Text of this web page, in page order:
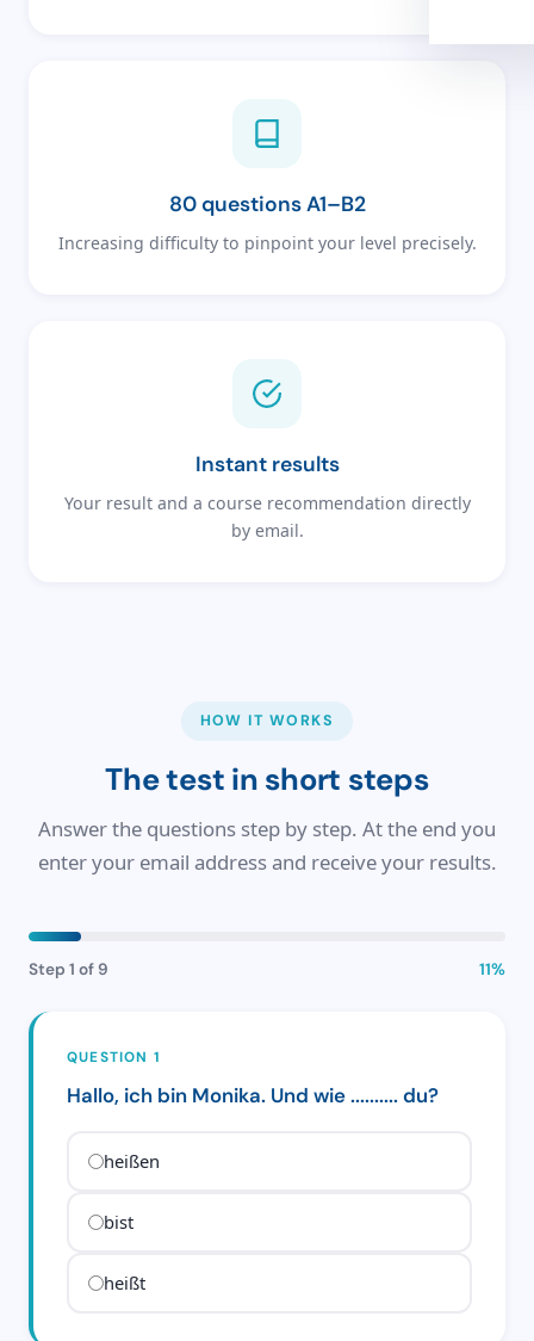
80 questions A1–B2
Increasing difficulty to pinpoint your level precisely.
Instant results
Your result and a course recommendation directly
by email.
HOW IT WORKS
The test in short steps
Answer the questions step by step. At the end you
enter your email address and receive your results.
Step 1 of 9 11%
QUESTION 1
Hallo, ich bin Monika. Und wie .......... du?
heißen
bist
heißt